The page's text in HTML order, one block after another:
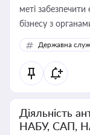
меті
бізнесу з
Державна
Діяльність
НАБУ, САП,